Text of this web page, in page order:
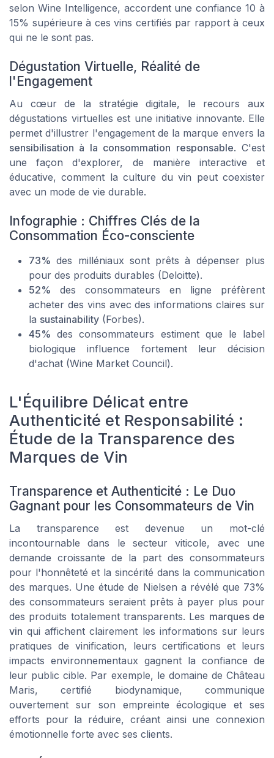
selon Wine Intelligence, accordent une confiance 10 à
15% supérieure à ces vins certifiés par rapport à ceux
qui ne le sont pas.
Dégustation Virtuelle, Réalité de
l'Engagement
Au cœur de la stratégie digitale, le recours aux
dégustations virtuelles est une initiative innovante. Elle
permet d'illustrer l'engagement de la marque envers la
sensibilisation à la consommation responsable. C'est
une façon d'explorer, de manière interactive et
éducative, comment la culture du vin peut coexister
avec un mode de vie durable.
Infographie : Chiffres Clés de la
Consommation Éco-consciente
73% des milléniaux sont prêts à dépenser plus
pour des produits durables (Deloitte).
52% des consommateurs en ligne préfèrent
acheter des vins avec des informations claires sur
la sustainability (Forbes).
45% des consommateurs estiment que le label
biologique influence fortement leur décision
d'achat (Wine Market Council).
L'Équilibre Délicat entre
Authenticité et Responsabilité :
Étude de la Transparence des
Marques de Vin
Transparence et Authenticité : Le Duo
Gagnant pour les Consommateurs de Vin
La transparence est devenue un mot-clé
incontournable dans le secteur viticole, avec une
demande croissante de la part des consommateurs
pour l'honnêteté et la sincérité dans la communication
des marques. Une étude de Nielsen a révélé que 73%
des consommateurs seraient prêts à payer plus pour
des produits totalement transparents. Les marques de
vin qui affichent clairement les informations sur leurs
pratiques de vinification, leurs certifications et leurs
impacts environnementaux gagnent la confiance de
leur public cible. Par exemple, le domaine de Château
Maris, certifié biodynamique, communique
ouvertement sur son empreinte écologique et ses
efforts pour la réduire, créant ainsi une connexion
émotionnelle forte avec ses clients.